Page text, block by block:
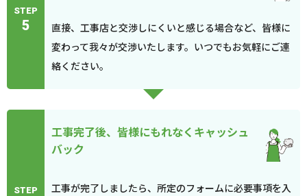
STEP
5
直接、工事店と交渉しにくいと感じる場合など、皆様に
変わって我々が交渉いたします。いつでもお気軽にご連
絡ください。
STEP
工事完了後、皆様にもれなくキャッシュ
バック
工事が完了しましたら、所定のフォームに必要事項を入